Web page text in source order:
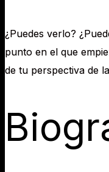
¿Puedes verlo?
punto en el que
de tu perspectiva de